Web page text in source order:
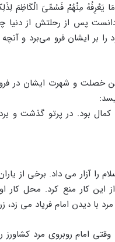
دانست پس از رحلتش از
بر ایشان فرو می‌برد و
خصلت و شهرت ایشان
بود. در پرتو گذشت و
را آزار می داد. برخی از
از این کار منع کرد. محل
با دیدن امام فریاد می زد،
امام روبروی مرد